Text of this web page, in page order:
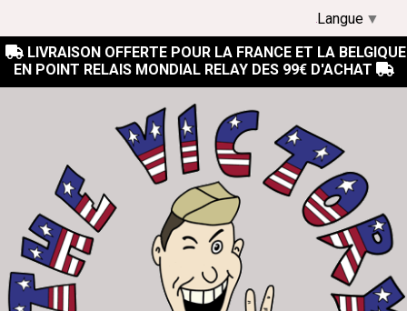
 LIVRAISON OFFERTE POUR LA FRANCE ET LA BELGIQUE
EN POINT RELAIS MONDIAL RELAY DES 99€ D'ACHAT 
Langue ▼